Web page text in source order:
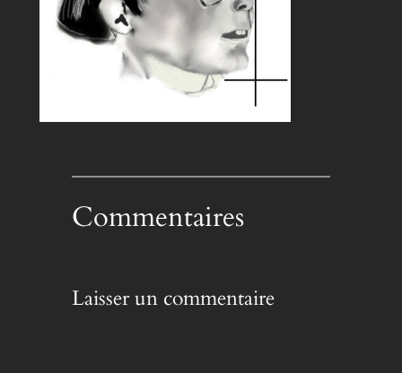
Commentaires
Laisser un commentaire